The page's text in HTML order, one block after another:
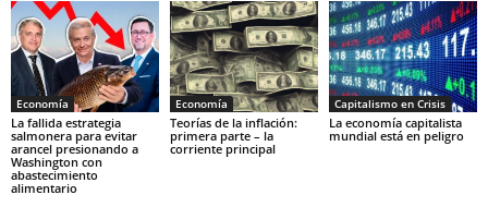
Economía
La fallida estrategia
salmonera para evitar
arancel presionando a
Washington con
abastecimiento
alimentario
Economía
Teorías de la inflación:
primera parte – la
corriente principal
Capitalismo en Crisis
La economía capitalista
mundial está en peligro